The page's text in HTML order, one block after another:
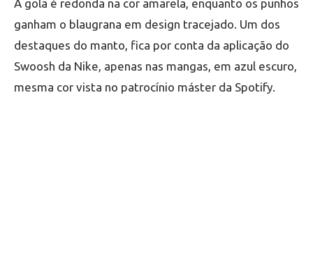
A gola é redonda na cor amarela, enquanto os punhos
ganham o blaugrana em design tracejado. Um dos
destaques do manto, fica por conta da aplicação do
Swoosh da Nike, apenas nas mangas, em azul escuro,
mesma cor vista no patrocínio máster da Spotify.